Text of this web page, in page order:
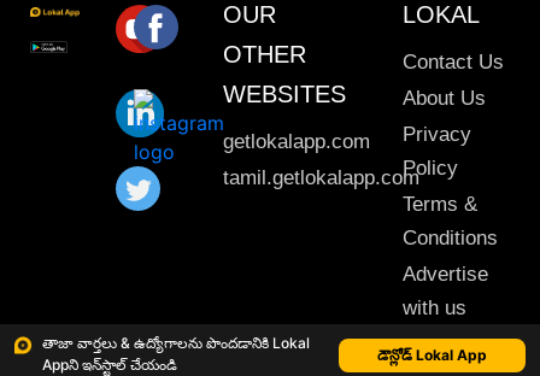
తాజా వార్తలు & ఉద్యోగాలను పొందడానికి Lokal
Appని ఇన్‌స్టాల్ చేయండి
డౌన్లోడ్ Lokal App
OUR
OTHER
WEBSITES
getlokalapp.com
tamil.getlokalapp.com
LOKAL
Contact Us
About Us
Privacy
Policy
Terms &
Conditions
Advertise
with us
Sitemap
This material may not be published, transmitted, rewritten or redistributed. © 2020 Lokal App. All rights reserved.